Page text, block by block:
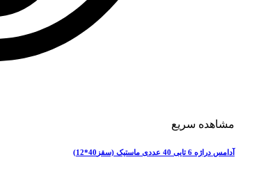
مشاهده سریع
آدامس دراژه 6 تایی 40 عددی ماستیک (سقز40*12)